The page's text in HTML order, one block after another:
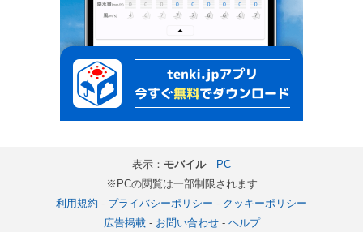
表示： モバイル｜ PC
※PCの閲覧は一部制限されます
利用規約 - プライバシーポリシー - クッキーポリシー
広告掲載- お問い合わせ- ヘルプ